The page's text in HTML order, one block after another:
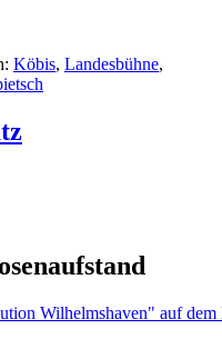
Köbis, Landesbühne,